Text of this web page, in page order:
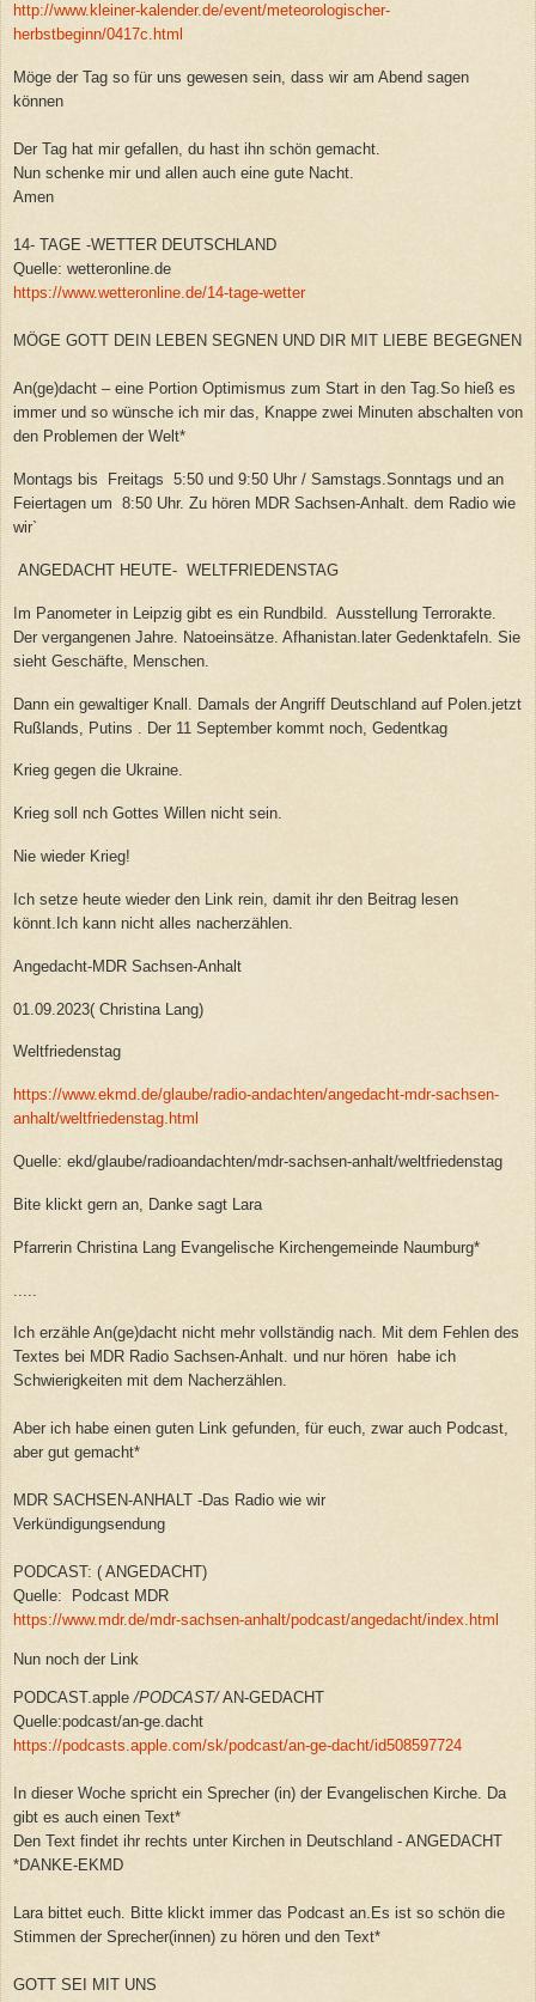
http://www.kleiner-kalender.de/event/meteorologischer-
herbstbeginn/0417c.html
Möge der Tag so für uns gewesen sein, dass wir am Abend sagen
können
Der Tag hat mir gefallen, du hast ihn schön gemacht.
Nun schenke mir und allen auch eine gute Nacht.
Amen
14- TAGE -WETTER DEUTSCHLAND
Quelle: wetteronline.de
https://www.wetteronline.de/14-tage-wetter
MÖGE GOTT DEIN LEBEN SEGNEN UND DIR MIT LIEBE BEGEGNEN
An(ge)dacht – eine Portion Optimismus zum Start in den Tag.So hieß es
immer und so wünsche ich mir das, Knappe zwei Minuten abschalten von
den Problemen der Welt*
Montags bis Freitags 5:50 und 9:50 Uhr / Samstags.Sonntags und an
Feiertagen um 8:50 Uhr. Zu hören MDR Sachsen-Anhalt. dem Radio wie
wir`
ANGEDACHT HEUTE- WELTFRIEDENSTAG
Im Panometer in Leipzig gibt es ein Rundbild. Ausstellung Terrorakte.
Der vergangenen Jahre. Natoeinsätze. Afhanistan.later Gedenktafeln. Sie
sieht Geschäfte, Menschen.
Dann ein gewaltiger Knall. Damals der Angriff Deutschland auf Polen.jetzt
Rußlands, Putins . Der 11 September kommt noch, Gedentkag
Krieg gegen die Ukraine.
Krieg soll nch Gottes Willen nicht sein.
Nie wieder Krieg!
Ich setze heute wieder den Link rein, damit ihr den Beitrag lesen
könnt.Ich kann nicht alles nacherzählen.
Angedacht-MDR Sachsen-Anhalt
01.09.2023( Christina Lang)
Weltfriedenstag
https://www.ekmd.de/glaube/radio-andachten/angedacht-mdr-sachsen-
anhalt/weltfriedenstag.html
Quelle: ekd/glaube/radioandachten/mdr-sachsen-anhalt/weltfriedenstag
Bite klickt gern an, Danke sagt Lara
Pfarrerin Christina Lang Evangelische Kirchengemeinde Naumburg*
Ich erzähle An(ge)dacht nicht mehr vollständig nach. Mit dem Fehlen des
Textes bei MDR Radio Sachsen-Anhalt. und nur hören habe ich
Schwierigkeiten mit dem Nacherzählen.
Aber ich habe einen guten Link gefunden, für euch, zwar auch Podcast,
aber gut gemacht*
MDR SACHSEN-ANHALT -Das Radio wie wir
Verkündigungsendung
PODCAST: ( ANGEDACHT)
Quelle: Podcast MDR
https://www.mdr.de/mdr-sachsen-anhalt/podcast/angedacht/index.html
Nun noch der Link
PODCAST.apple/PODCAST/AN-GEDACHT
Quelle:podcast/an-ge.dacht
https://podcasts.apple.com/sk/podcast/an-ge-dacht/id508597724
In dieser Woche spricht ein Sprecher (in) der Evangelischen Kirche. Da
gibt es auch einen Text*
Den Text findet ihr rechts unter Kirchen in Deutschland - ANGEDACHT
*DANKE-EKMD
Lara bittet euch. Bitte klickt immer das Podcast an.Es ist so schön die
Stimmen der Sprecher(innen) zu hören und den Text*
GOTT SEI MIT UNS